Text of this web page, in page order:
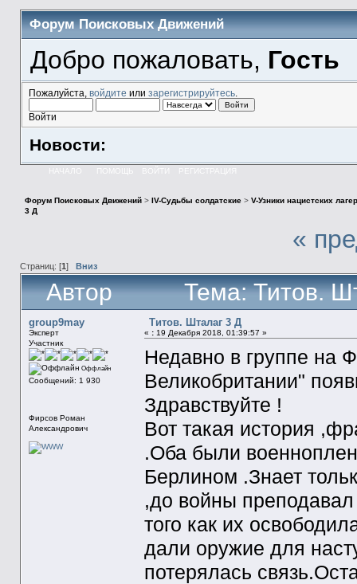
Форум Поисковых Движений
Добро пожаловать, Гость
Пожалуйста, войдите или зарегистрируйтесь.
Войти
Новости:
НАЧАЛО ПОМОЩЬ ВОЙТИ РЕГИСТРАЦИЯ
Форум Поисковых Движений> IV-Судьбы солдатские> V-Узники нацистских
3 Д
«
Страниц: [1 ] Вниз
Автор Тема: Титов.
group9may
Эксперт
Участник
Оффлайн
Сообщений: 1 930
Фирсов Роман
Александрович
Титов. Шталаг 3 Д
« :19 Декабря 2018, 01:39:57 »
Недавно в группе на
Великобритании"
Здравствуйте !
Вот такая история
.Оба были
Берлином .Знает
,до войны
того как их
дали оружие для
потерялась